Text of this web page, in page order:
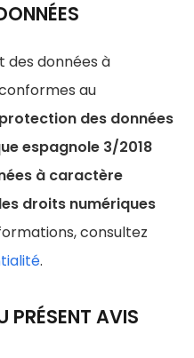
données à
au
des données
espagnole 3/2018
à caractère
droits numériques
consultez
.
PRÉSENT AVIS